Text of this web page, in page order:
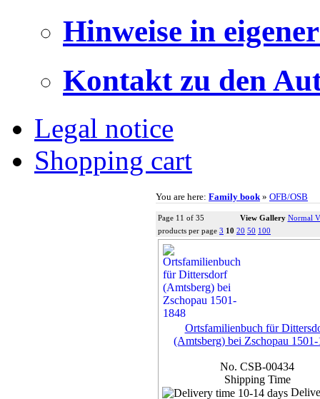
Hinweise in
Kontakt zu den
Legal notice
Shopping cart
You are here: Family book » OFB/OSB
Page 11 of 35 View Gallery Normal
products per page 3 10 20 50 100
Ortsfamilienbuch für
(Amtsberg) bei Zschopau
No. CSB-00434
Shipping Time